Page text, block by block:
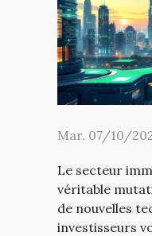
Mar. 07/10/
Le secteur
véritable
de nouvelles
investisseurs